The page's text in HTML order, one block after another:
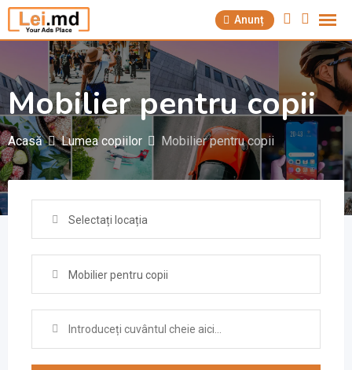
Săriți
la
Anunț
Mobilier pentru copii
Acasă Lumea copiilor Mobilier pentru copii
Selectați locația
Mobilier pentru copii